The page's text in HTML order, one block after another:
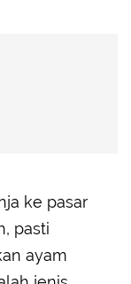
ke pasar
pasti
ayam